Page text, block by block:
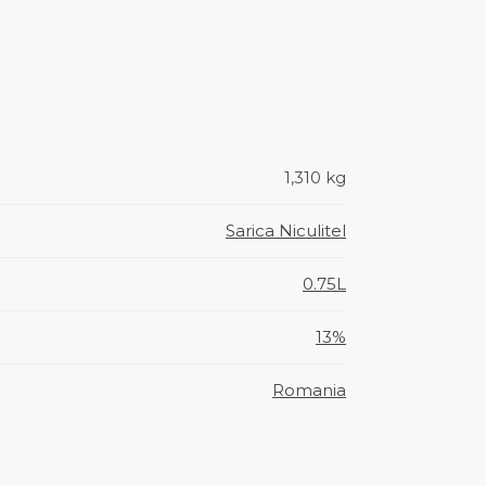
1,310 kg
Sarica Niculitel
0.75L
13%
Romania